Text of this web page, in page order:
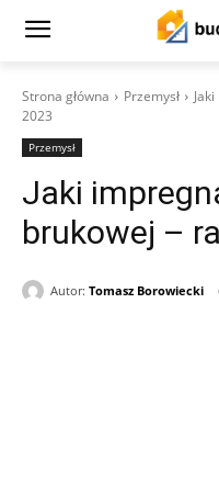
Strona główna Przemysł
2023
Przemysł
Jaki
brukowej –
Autor: Tomasz Borowiecki